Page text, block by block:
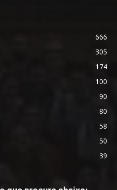
666
305
174
100
90
80
58
50
39